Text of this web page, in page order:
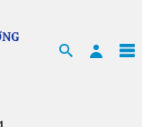
Search